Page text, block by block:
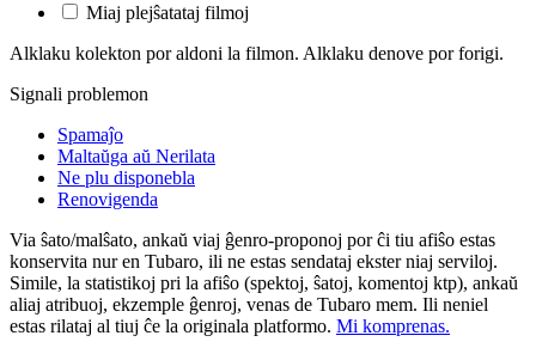
Miaj plejŝatataj filmoj
Alklaku kolekton por aldoni la filmon. Alklaku denove por forigi.
Signali problemon
Spamaĵo
Maltaŭga aŭ Nerilata
Ne plu disponebla
Renovigenda
Via ŝato/malŝato, ankaŭ viaj ĝenro-proponoj por ĉi tiu afiŝo estas
konservita nur en Tubaro, ili ne estas sendataj ekster niaj serviloj.
Simile, la statistikoj pri la afiŝo (spektoj, ŝatoj, komentoj ktp), ankaŭ
aliaj atribuoj, ekzemple ĝenroj, venas de Tubaro mem. Ili neniel
estas rilataj al tiuj ĉe la originala platformo. Mi komprenas.